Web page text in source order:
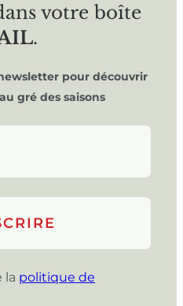
votre boîte
.
pour découvrir
gré des saisons
la politique de